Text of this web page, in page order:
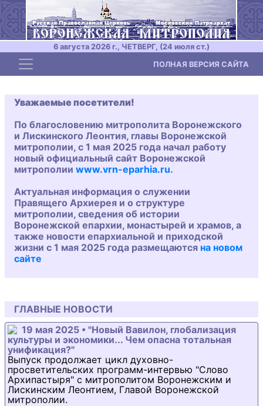
6 августа 2026 г., ЧЕТВЕРГ, (24 июля ст.)
Toggle navigation ПОЛНАЯ ВЕРСИЯ САЙТА
Уважаемые посетители!
По благословению митрополита Воронежского
и Лискинского Леонтия, главы Воронежской
митрополии, с 1 мая 2025 года начал работу
новый официальный сайт Воронежской
митрополии www.vrn-eparhia.ru.
Актуальная информация о служении
Правящего Архиерея и о структуре
митрополии, сведения об истории
Воронежской епархии, монастырей и храмов, а
также новости епархиальной и приходской
жизни с 1 мая 2025 года размещаются на новом
сайте
ГЛАВНЫЕ НОВОСТИ
19 мая 2025 • "Новый Вавилон, глобализация
культуры и экономики... Чем опасна тотальная
унификация?"
Выпуск продолжает цикл духовно-
просветительских программ-интервью "Слово
Архипастыря" с митрополитом Воронежским и
Лискинским Леонтием, Главой Воронежской
митрополии.